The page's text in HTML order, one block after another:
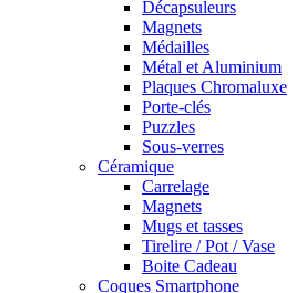
Décapsuleurs
Magnets
Médailles
Métal et Aluminium
Plaques Chromaluxe
Porte-clés
Puzzles
Sous-verres
Céramique
Carrelage
Magnets
Mugs et tasses
Tirelire / Pot / Vase
Boite Cadeau
Coques Smartphone